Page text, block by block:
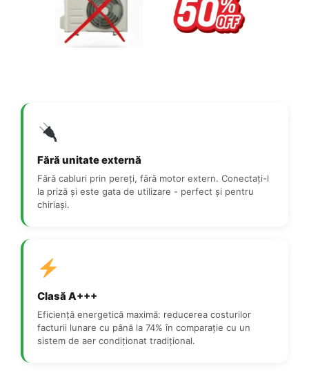
Fără unitate externă
Fără cabluri prin pereți, fără motor extern. Conectați-l
la priză și este gata de utilizare - perfect și pentru
chiriași.
Clasă A+++
Eficiență energetică maximă: reducerea costurilor
facturii lunare cu până la 74% în comparație cu un
sistem de aer condiționat tradițional.